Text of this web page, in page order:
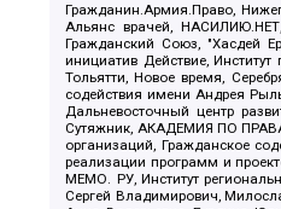
Гражданин.Армия.Право,
Альянс врачей, НАСИЛИЮ.НЕТ,
Гражданский Союз, "Хасдей
инициатив Действие,
Тольятти, Новое время,
содействия имени Андрея
Дальневосточный центр
Сутяжник, АКАДЕМИЯ ПО
организаций, Гражданское
реализации программ и
МЕМО. РУ, Институт
Сергей Владимирович,